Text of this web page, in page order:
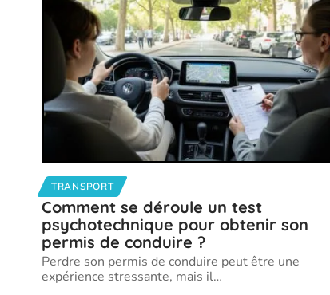
TRANSPORT
Comment se déroule un test
psychotechnique pour obtenir son
permis de conduire ?
Perdre son permis de conduire peut être une
expérience stressante, mais il…